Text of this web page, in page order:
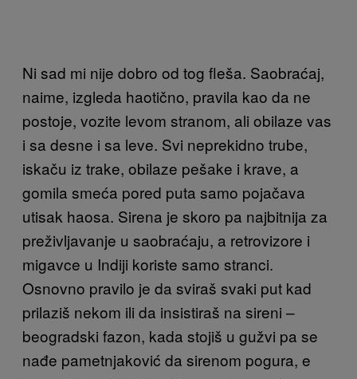
Ni sad mi nije dobro od tog fleša. Saobraćaj,
naime, izgleda haotično, pravila kao da ne
postoje, vozite levom stranom, ali obilaze vas
i sa desne i sa leve. Svi neprekidno trube,
iskaču iz trake, obilaze pešake i krave, a
gomila smeća pored puta samo pojačava
utisak haosa. Sirena je skoro pa najbitnija za
preživljavanje u saobraćaju, a retrovizore i
migavce u Indiji koriste samo stranci.
Osnovno pravilo je da sviraš svaki put kad
prilaziš nekom ili da insistiraš na sireni –
beogradski fazon, kada stojiš u gužvi pa se
nađe pametnjaković da sirenom pogura, e